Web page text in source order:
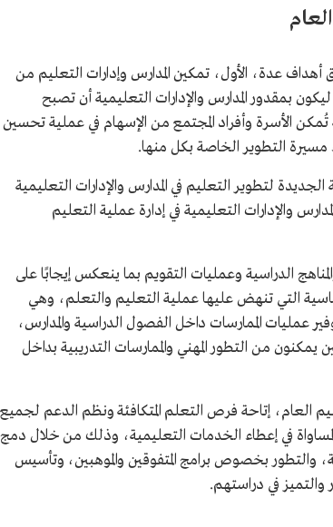
عدة، الأول، تمكين المدارس وإدارات التعليم من
بمقدور المدارس والإدارات التعليمية أن تصبح
الأسرة وأفراد المجتمع من الإسهام في عملية تحسين
مسيرة التطوير الخاصة بكل منها.
لتطوير التعليم في المدارس والإدارات التعليمية
والإدارات التعليمية في إدارة عملية التعليم
الدراسية وعمليات التقويم بما ينعكس إيجابًا على
التي تنهض عليها عملية التعليم والتعلم، وهي
عمليات الممارسات داخل الفصول الدراسية والمدارس،
من التطور المهني والممارسات التدريبية بداخل
العام، إتاحة فرص التعلم المتكافئة ونظم الدعم لجميع
في إعطاء الخدمات التعليمية، وذلك من خلال دمج
والتطور بخصوص برامج المتفوقين والموهبين، وتأسيس
والتميز في دراستهم.